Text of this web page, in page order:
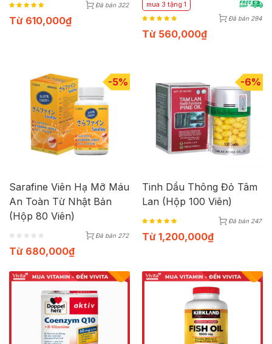
Đã bán 322
Từ 610,000₫
mua 3 tặng 1
Đã bán 294
Từ 560,000₫
-5%
Sarafine Viên Hạ Mỡ Máu
An Toàn Từ Nhật Bản
(Hộp 80 Viên)
Đã bán 272
Từ 680,000₫
-6%
Tinh Dầu Thông Đỏ Tâm
Lan (Hộp 100 Viên)
Đã bán 247
Từ 1,200,000₫